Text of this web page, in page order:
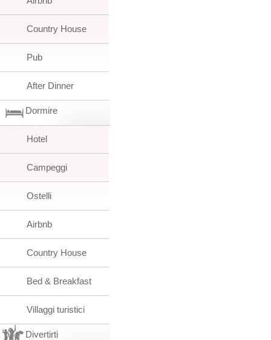
Country House
Pub
After Dinner
Dormire
Hotel
Campeggi
Ostelli
Airbnb
Country House
Bed & Breakfast
Villaggi turistici
Divertirti